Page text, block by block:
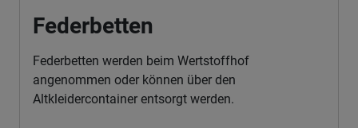
Federbetten
Federbetten werden beim Wertstoffhof
angenommen oder können über den
Altkleidercontainer entsorgt werden.